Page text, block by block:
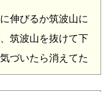
伸びるか筑波山に
筑波山を抜けて下
づいたら消えてた